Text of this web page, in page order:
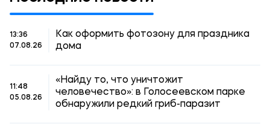
13:36
07.08.26
Как оформить фотозону для праздника
дома
11:48
05.08.26
«Найду то, что уничтожит
человечество»: в Голосеевском парке
обнаружили редкий гриб-паразит